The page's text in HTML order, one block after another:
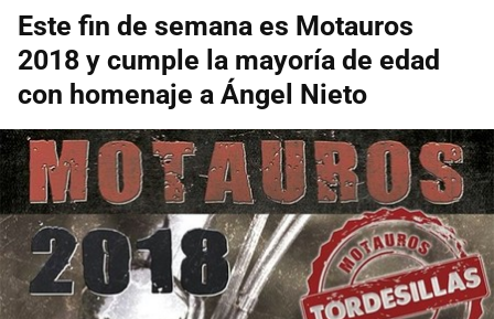
Este fin de semana es Motauros
2018 y cumple la mayoría de edad
con homenaje a Ángel Nieto